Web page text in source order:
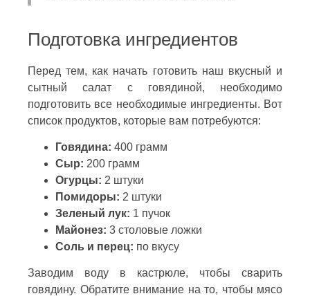
Подготовка ингредиентов
Перед тем, как начать готовить наш вкусный и
сытный салат с говядиной, необходимо
подготовить все необходимые ингредиенты. Вот
список продуктов, которые вам потребуются:
Говядина: 400 грамм
Сыр: 200 грамм
Огурцы: 2 штуки
Помидоры: 2 штуки
Зеленый лук: 1 пучок
Майонез: 3 столовые ложки
Соль и перец: по вкусу
Заводим воду в кастрюле, чтобы сварить
говядину. Обратите внимание на то, чтобы мясо